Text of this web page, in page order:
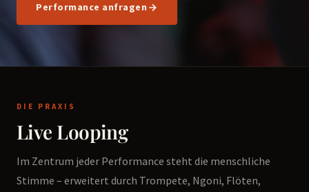
Performance anfragen
DIE PRAXIS
Live Looping
Im Zentrum jeder Performance steht die menschliche
Stimme – erweitert durch Trompete, Ngoni, Flöten,